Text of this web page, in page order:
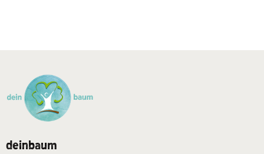
deinbaum